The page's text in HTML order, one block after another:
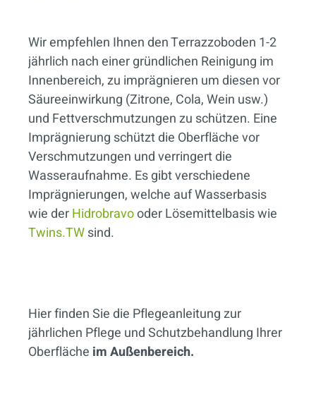
Wir empfehlen Ihnen den Terrazzoboden 1-2
jährlich nach einer gründlichen Reinigung im
Innenbereich, zu imprägnieren um diesen vor
Säureeinwirkung (Zitrone, Cola, Wein usw.)
und Fettverschmutzungen zu schützen. Eine
Imprägnierung schützt die Oberfläche vor
Verschmutzungen und verringert die
Wasseraufnahme. Es gibt verschiedene
Imprägnierungen, welche auf Wasserbasis
wie derHidrobravooder Lösemittelbasis wie
Twins.TWsind.
Hier finden Sie die Pflegeanleitung zur
jährlichen Pflege und Schutzbehandlung Ihrer
Oberfläche im Außenbereich.